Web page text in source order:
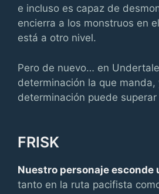
e incluso es capaz de
encierra a los monstruos en
está a otro nivel.
Pero de nuevo… en
determinación la que manda,
determinación puede
FRISK
Nuestro personaje esconde
tanto en la ruta pacifista